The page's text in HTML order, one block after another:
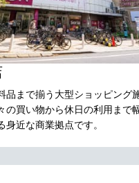
品まで揃う大型ショッピング
の買い物から休日の利用まで
近な商業拠点です。